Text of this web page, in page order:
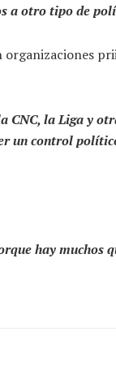
a otro tipo de
la Liga y
un control
hay muchos